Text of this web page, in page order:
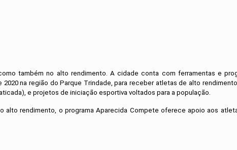
também no alto rendimento. A cidade conta com ferramentas e
na região do Parque Trindade, para receber atletas de alto
e projetos de iniciação esportiva voltados para a população.
rendimento, o programa Aparecida Compete oferece apoio aos